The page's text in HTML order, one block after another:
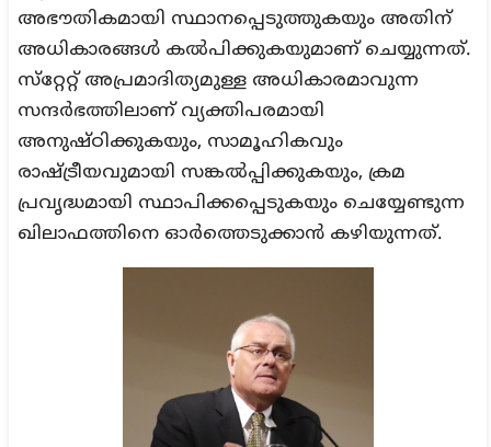
അഭൗതികമായി സ്ഥാനപ്പെടുത്തുകയും അതിന്
അധികാരങ്ങൾ കൽപിക്കുകയുമാണ് ചെയ്യുന്നത്.
സ്‌റ്റേറ്റ് അപ്രമാദിത്യമുള്ള അധികാരമാവുന്ന
സന്ദർഭത്തിലാണ് വ്യക്തിപരമായി
അനുഷ്ഠിക്കുകയും, സാമൂഹികവും
രാഷ്ട്രീയവുമായി സങ്കൽപ്പിക്കുകയും, ക്രമ
പ്രവൃദ്ധമായി സ്ഥാപിക്കപ്പെടുകയും ചെയ്യേണ്ടുന്ന
ഖിലാഫത്തിനെ ഓർത്തെടുക്കാൻ കഴിയുന്നത്.